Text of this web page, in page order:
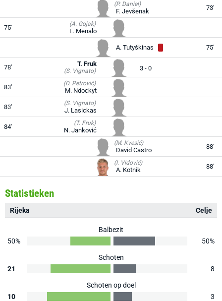
(P. Daniel)
F. Jevšenak 73'
75' (A. Gojak)
L. Menalo
A. Tutyškinas 75'
78' (S. Vignato)
T. Fruk
3 - 0
83' (D. Petrovič)
M. Ndockyt
83' (S. Vignato)
J. Lasickas
84' (T. Fruk)
N. Janković
(M. Kvesić)
David Castro 88'
(I. Vidović)
A. Kotnik 88'
Statistieken
Rijeka Celje
Balbezit
50%
50%
Schoten
21
8
Schoten op doel
10
3